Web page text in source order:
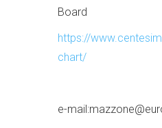
Board
https://
chart/
​e-